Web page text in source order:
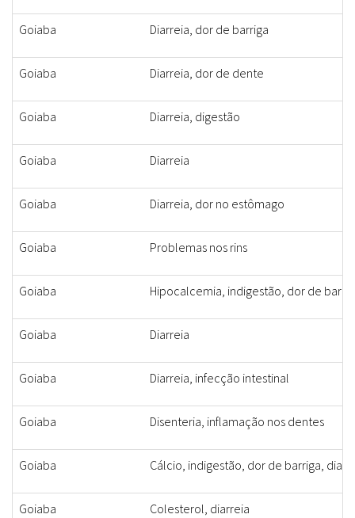
Goiaba Diarreia, dor de barriga
Goiaba Diarreia, dor de dente
Goiaba Diarreia, digestão
Goiaba Diarreia
Goiaba Diarreia, dor no estômago
Goiaba Problemas nos rins
Goiaba Hipocalcemia, indigestão, dor de
Goiaba Diarreia
Goiaba Diarreia, infecção intestinal
Goiaba Disenteria, inflamação nos dentes
Goiaba Cálcio, indigestão, dor de barriga,
Goiaba Colesterol, diarreia